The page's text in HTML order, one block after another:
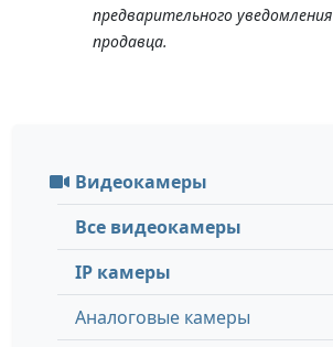
предварительного уведомления
продавца.
Видеокамеры
Все видеокамеры
IP камеры
Аналоговые камеры